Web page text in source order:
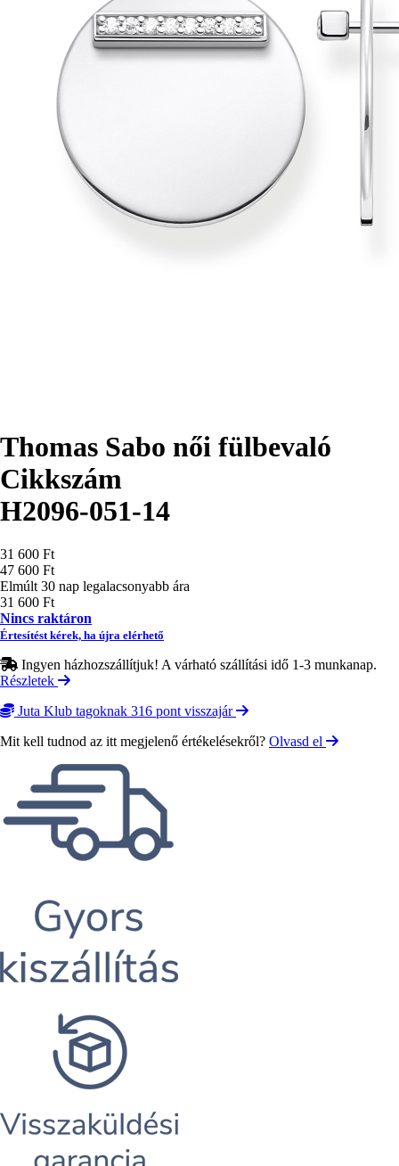
Thomas Sabo női fülbevaló
Cikkszám
H2096-051-14
Ár
31 600 Ft
47 600 Ft
Elmúlt 30 nap legalacsonyabb ára
31 600 Ft
Nincs raktáron
Értesítést kérek, ha újra elérhető
Ingyen házhozszállítjuk! A várható szállítási idő 1-3 munkanap.
Részletek
Juta Klub tagoknak 316 pont visszajár
Mit kell tudnod az itt megjelenő értékelésekről? Olvasd el